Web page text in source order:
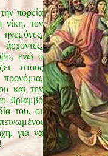
πορεία
νίκη, τον
ηγεμόνες,
άρχοντες,
ενώ ο
στους
και την
θρίαμβό
του, οι
για να